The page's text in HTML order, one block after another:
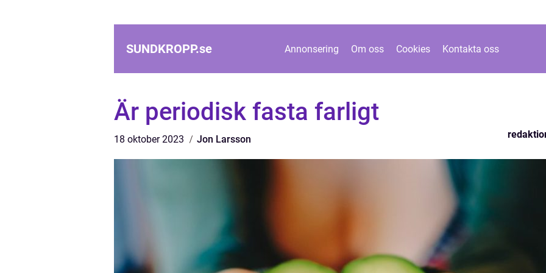
SUNDKROPP.se Annonsering Om oss Cookies Kontakta oss
Är periodisk fasta farligt
18 oktober 2023 Jon Larsson